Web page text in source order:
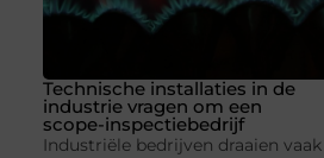
Technische installaties in de
industrie vragen om een
scope-inspectiebedrijf
Industriële bedrijven draaien vaak